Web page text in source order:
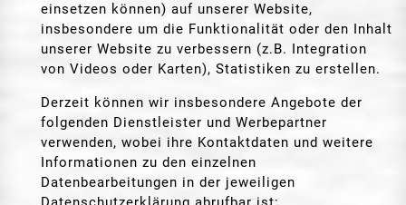
einsetzen können) auf unserer Website,
insbesondere um die Funktionalität oder den Inhalt
unserer Website zu verbessern (z.B. Integration
von Videos oder Karten), Statistiken zu erstellen.
Derzeit können wir insbesondere Angebote der
folgenden Dienstleister und Werbepartner
verwenden, wobei ihre Kontaktdaten und weitere
Informationen zu den einzelnen
Datenbearbeitungen in der jeweiligen